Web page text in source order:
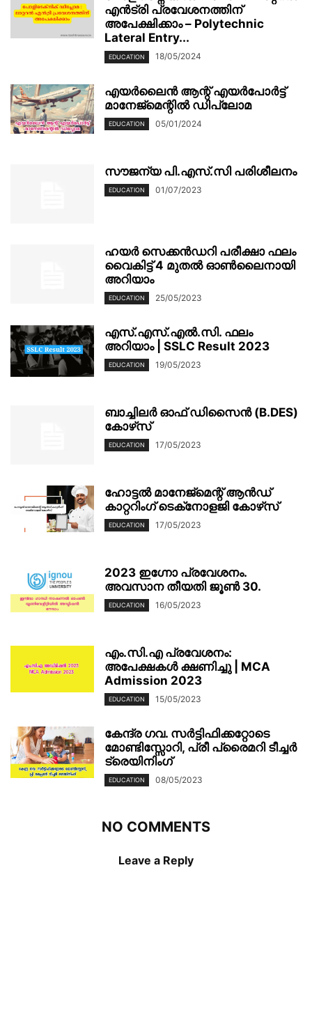
എൻട്രി പ്രവേശനത്തിന്
അപേക്ഷിക്കാം – Polytechnic
Lateral Entry...
EDUCATION 18/05/2024
എയർലൈൻ ആന്റ് എയർപോർട്ട്
മാനേജ്‌മെന്റിൽ ഡിപ്ലോമ
EDUCATION 05/01/2024
സൗജന്യ പി.എസ്.സി പരിശീലനം
EDUCATION 01/07/2023
ഹയർ സെക്കൻഡറി പരീക്ഷാ ഫലം
വൈകിട്ട് 4 മുതൽ ഓൺലൈനായി
അറിയാം
EDUCATION 25/05/2023
എസ്.എസ്.എൽ.സി. ഫലം
അറിയാം | SSLC Result 2023
EDUCATION 19/05/2023
ബാച്ചിലർ ഓഫ് ഡിസൈൻ (B.DES)
കോഴ്‌സ്
EDUCATION 17/05/2023
ഹോട്ടൽ മാനേജ്‌മെന്റ് ആൻഡ്
കാറ്ററിംഗ് ടെക്‌നോളജി കോഴ്‌സ്
EDUCATION 17/05/2023
2023 ഇഗ്നോ പ്രവേശനം.
അവസാന തീയതി ജൂൺ 30.
EDUCATION 16/05/2023
എം.സി.എ പ്രവേശനം:
അപേക്ഷകൾ ക്ഷണിച്ചു | MCA
Admission 2023
EDUCATION 15/05/2023
കേന്ദ്ര ഗവ. സർട്ടിഫിക്കറ്റോടെ
മോണ്ടിസ്സോറി, പ്രീ പ്രൈമറി ടീച്ചർ
ട്രെയിനിംഗ്
EDUCATION 08/05/2023
NO COMMENTS
Leave a Reply